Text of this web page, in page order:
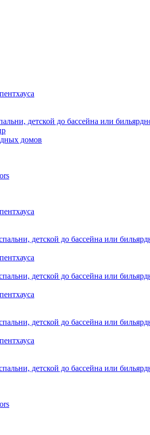
детской до бассейна или
домов
детской до бассейна или
детской до бассейна или
детской до бассейна или
детской до бассейна или